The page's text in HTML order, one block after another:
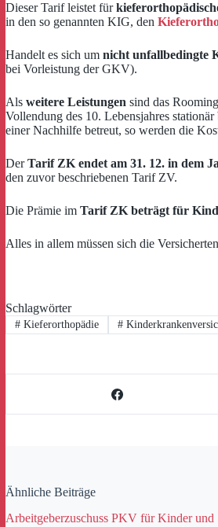
Dieser Tarif leistet für
in den so genannten KIG, den
Handelt es sich um nicht unfallbedingte
bei Vorleistung der GKV).
Als weitere Leistungen sind das
Vollendung des 10. Lebensjahres
einer Nachhilfe betreut, so werden die
DerTarif ZK endet am 31. 12. in dem
den zuvor beschriebenen Tarif ZV.
Die Prämie im Tarif ZK beträgt für
Alles in allem müssen sich die
Schlagwörter
#Kieferorthopädie #
Ähnliche Beiträge
Arbeitgeberzuschuss PKV für Kinder und